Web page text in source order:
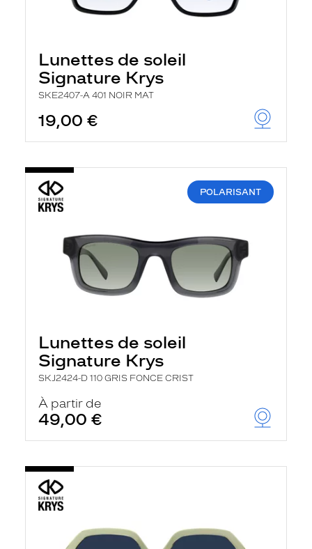
Lunettes de soleil
Signature Krys
SKE2407-A 401 NOIR MAT
19,00 €
POLARISANT
Lunettes de soleil
Signature Krys
SKJ2424-D 110 GRIS FONCE CRIST
À partir de
49,00 €